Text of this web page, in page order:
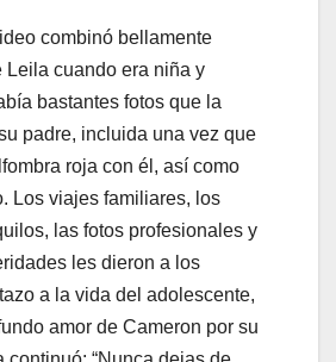
combinó bellamente
Leila cuando era niña y
bastantes fotos que la
padre, incluida una vez que
roja con él, así como
Los viajes familiares, los
las fotos profesionales y
les dieron a los
a la vida del adolescente,
amor de Cameron por su